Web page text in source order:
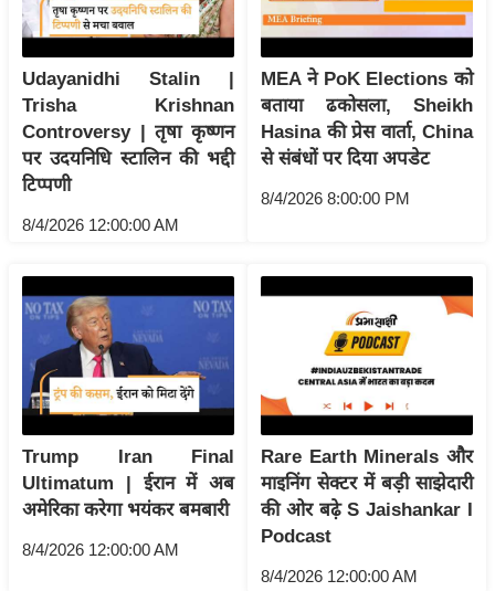
ज
नी
ति
वि
श्ले
ष
ण
स
म
क
मा
तृ
भू
मि
भ
Udayanidhi Stalin |
Trisha Krishnan
Controversy | तृषा कृष्णन
पर उदयनिधि स्टालिन की भद्दी
टिप्पणी
8/4/2026 12:00:00 AM
MEA ने PoK Elections को
बताया ढकोसला, Sheikh
Hasina की प्रेस वार्ता, China
से संबंधों पर दिया अपडेट
8/4/2026 8:00:00 PM
Trump Iran Final
Ultimatum | ईरान में अब
अमेरिका करेगा भयंकर बमबारी
8/4/2026 12:00:00 AM
Rare Earth Minerals और
माइनिंग सेक्टर में बड़ी साझेदारी
की ओर बढ़े S Jaishankar I
Podcast
8/4/2026 12:00:00 AM